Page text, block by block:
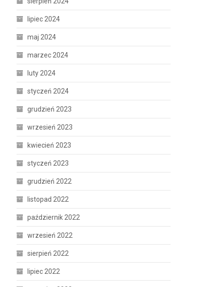
lipiec 2024
maj 2024
marzec 2024
luty 2024
styczeń 2024
grudzień 2023
wrzesień 2023
kwiecień 2023
styczeń 2023
grudzień 2022
listopad 2022
październik 2022
wrzesień 2022
sierpień 2022
lipiec 2022